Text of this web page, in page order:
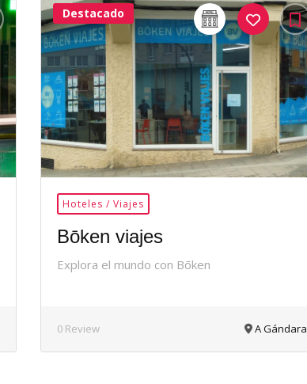
32Me
Gusta
Destacado
Hoteles / Viajes
Bōken viajes
Explora el mundo con Bōken
0 Review A Gándara